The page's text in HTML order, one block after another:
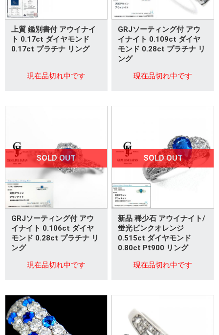
上質 鑑別書付 アウイナイ
ト 0.17ct ダイヤモンド
0.17ct プラチナ リング
現在品切れ中です
GRJソーティング付 アウ
イナイト 0.109ct ダイヤ
モンド 0.28ct プラチナ リ
ング
現在品切れ中です
SOLD OUT
GRJソーティング付 アウ
イナイト 0.106ct ダイヤ
モンド 0.28ct プラチナ リ
ング
現在品切れ中です
SOLD OUT
新品 稀少石 アウイナイト/
蛍光ピンクオレンジ
0.515ct ダイヤモンド
0.80ct Pt900 リング
現在品切れ中です